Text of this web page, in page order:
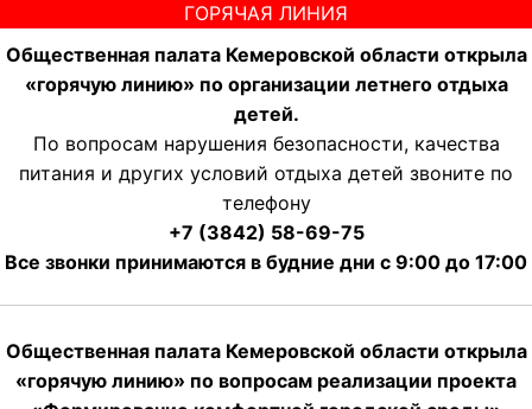
ГОРЯЧАЯ ЛИНИЯ
Общественная палата Кемеровской области открыла
«горячую линию» по организации летнего отдыха
детей.
По вопросам нарушения безопасности, качества
питания и других условий отдыха детей звоните по
телефону
+7 (3842) 58-69-75
Все звонки принимаются в будние дни с 9:00 до 17:00
Общественная палата Кемеровской области открыла
«горячую линию» по вопросам реализации проекта